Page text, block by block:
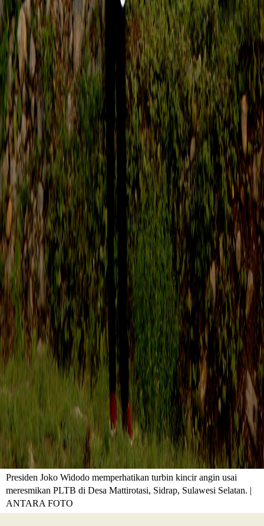
Presiden Joko Widodo memperhatikan turbin kincir angin usai
meresmikan PLTB di Desa Mattirotasi, Sidrap, Sulawesi Selatan. |
ANTARA FOTO